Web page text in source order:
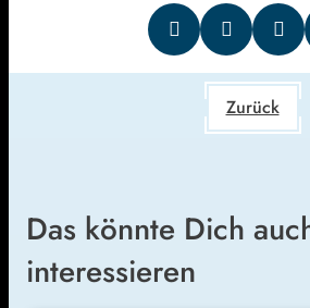
Zurück
Das könnte Dich
interessieren